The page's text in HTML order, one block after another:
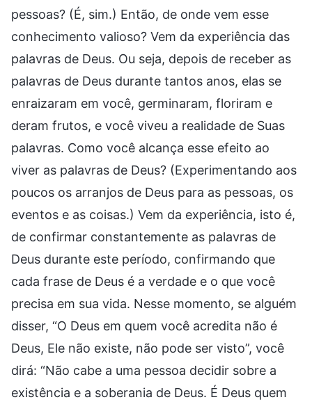
pessoas? (É, sim.) Então, de onde vem esse
conhecimento valioso? Vem da experiência das
palavras de Deus. Ou seja, depois de receber as
palavras de Deus durante tantos anos, elas se
enraizaram em você, germinaram, floriram e
deram frutos, e você viveu a realidade de Suas
palavras. Como você alcança esse efeito ao
viver as palavras de Deus? (Experimentando aos
poucos os arranjos de Deus para as pessoas, os
eventos e as coisas.) Vem da experiência, isto é,
de confirmar constantemente as palavras de
Deus durante este período, confirmando que
cada frase de Deus é a verdade e o que você
precisa em sua vida. Nesse momento, se alguém
disser, “O Deus em quem você acredita não é
Deus, Ele não existe, não pode ser visto”, você
dirá: “Não cabe a uma pessoa decidir sobre a
existência e a soberania de Deus. É Deus quem